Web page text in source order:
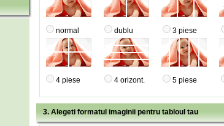
normal dublu 3 piese
4 piese 4 orizont. 5 piese
3. Alegeti formatul imaginii pentru tabloul tau